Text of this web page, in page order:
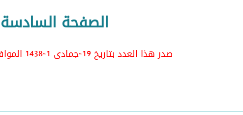
الصفحة السادسة
صدر هذا العدد بتاريخ 19-جمادى 1-1438 الموافق 17/2